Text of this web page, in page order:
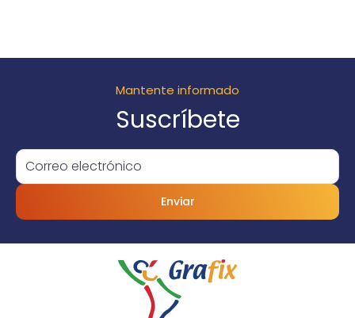
Mantente informado
Suscríbete
Enviar